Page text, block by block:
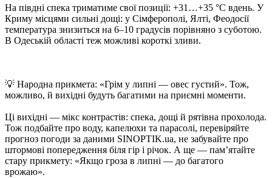
На півдні спека триматиме свої позиції: +31…+35 °C вдень. У
Криму місцями сильні дощі: у Сімферополі, Ялті, Феодосії
температура знизиться на 6–10 градусів порівняно з суботою.
В Одеській області теж можливі короткі зливи.
💡 Народна прикмета: «Грім у липні — овес густий». Тож,
можливо, й вихідні будуть багатими на приємні моменти.
Ці вихідні — мікс контрастів: спека, дощі й рятівна прохолода.
Тож подбайте про воду, капелюхи та парасолі, перевіряйте
прогноз погоди за даними SINOPTIK.ua, не забувайте про
штормові попередження біля гір і річок. А ще — пам’ятайте
стару прикмету: «Якщо гроза в липні — до багатого
врожаю».